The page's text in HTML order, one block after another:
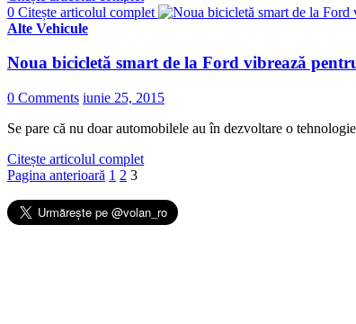
0 Citește articolul complet
Alte Vehicule
Noua bicicletă smart de la Ford vibrează
0 Comments iunie 25, 2015
Se pare că nu doar automobilele au în dezvoltare o
Citește articolul complet
Pagina anterioară 1 2 3